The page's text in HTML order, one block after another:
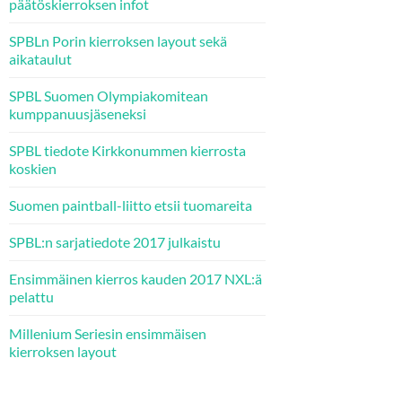
päätöskierroksen infot
SPBLn Porin kierroksen layout sekä
aikataulut
SPBL Suomen Olympiakomitean
kumppanuusjäseneksi
SPBL tiedote Kirkkonummen kierrosta
koskien
Suomen paintball-liitto etsii tuomareita
SPBL:n sarjatiedote 2017 julkaistu
Ensimmäinen kierros kauden 2017 NXL:ä
pelattu
Millenium Seriesin ensimmäisen
kierroksen layout